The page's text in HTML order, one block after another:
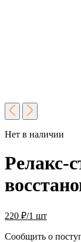
Нет в наличии
Релакс-
220 ₽/1 шт
Сообщить о